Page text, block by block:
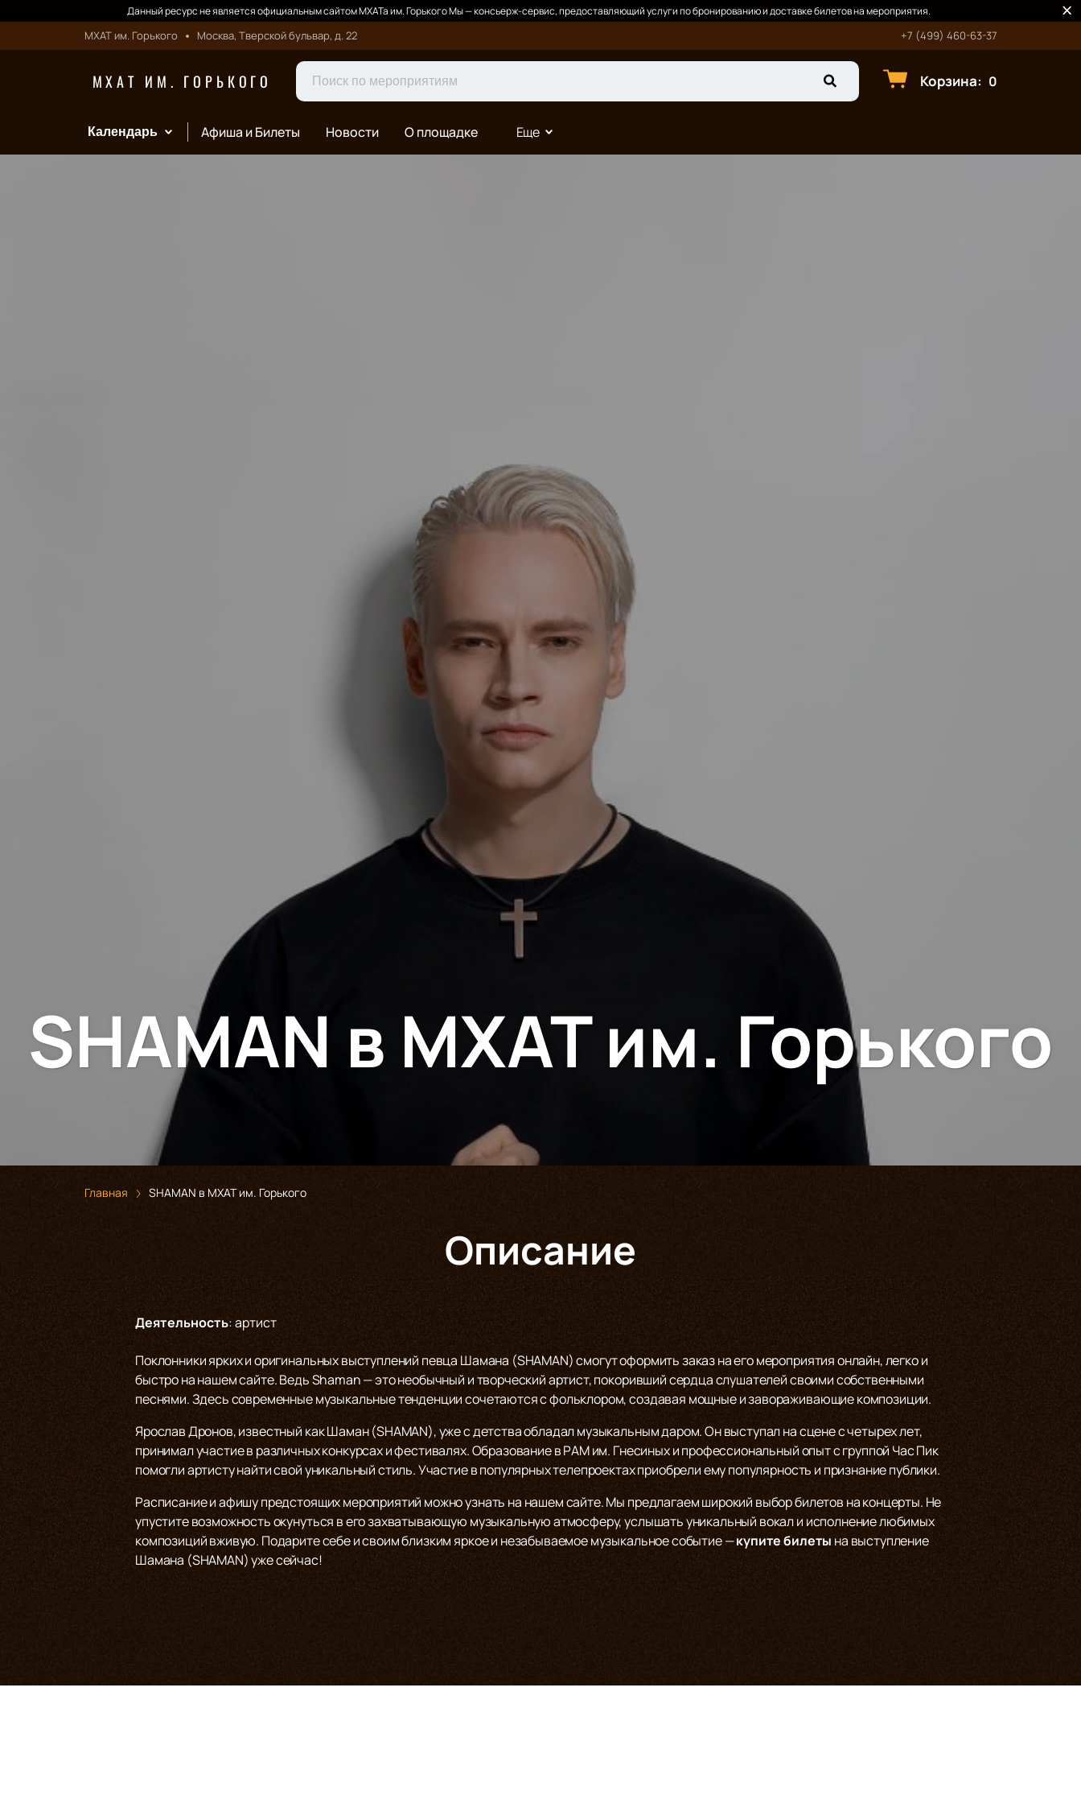
Данный ресурс не является официальным сайтом МХАТа им. Горького Мы — консьерж-сервис, предоставляющий услуги по бронированию и доставке билетов на мероприятия.
МХАТ им. Горького Москва, Тверской бульвар, д. 22 +7 (499) 460-63-37
МХАТ ИМ. ГОРЬКОГО Корзина: 0
Календарь Афиша и Билеты Новости О площадке Еще
SHAMAN в МХАТ им. Горького
Главная SHAMAN в МХАТ им. Горького
Описание
Деятельность:артист
Поклонники ярких и оригинальных выступлений певца Шамана (SHAMAN) смогут оформить заказ на его мероприятия онлайн, легко и
быстро на нашем сайте. Ведь Shaman — это необычный и творческий артист, покоривший сердца слушателей своими собственными
песнями. Здесь современные музыкальные тенденции сочетаются с фольклором, создавая мощные и завораживающие композиции.
Ярослав Дронов, известный как Шаман (SHAMAN), уже с детства обладал музыкальным даром. Он выступал на сцене с четырех лет,
принимал участие в различных конкурсах и фестивалях. Образование в РАМ им. Гнесиных и профессиональный опыт с группой Час Пик
помогли артисту найти свой уникальный стиль. Участие в популярных телепроектах приобрели ему популярность и признание публики.
Расписание и афишу предстоящих мероприятий можно узнать на нашем сайте. Мы предлагаем широкий выбор билетов на концерты. Не
упустите возможность окунуться в его захватывающую музыкальную атмосферу, услышать уникальный вокал и исполнение любимых
композиций вживую. Подарите себе и своим близким яркое и незабываемое музыкальное событие —купите билеты на выступление
Шамана (SHAMAN) уже сейчас!